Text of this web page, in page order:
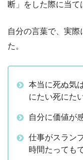
断」をした際に当て
自分の言葉で、実
た。
本当に死ぬ気
にたい死にた
自分に価値が
仕事がスラン
時間たっても